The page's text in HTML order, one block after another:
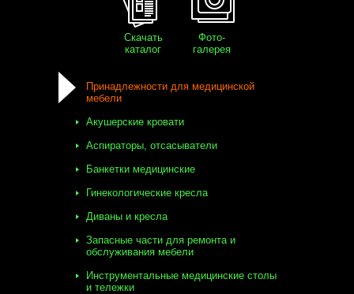
Скачать
каталог
Фото-
галерея
Принадлежности для медицинской
мебели
Акушерские кровати
Аспираторы, отсасыватели
Банкетки медицинские
Гинекологические кресла
Диваны и кресла
Запасные части для ремонта и
обслуживания мебели
Инструментальные медицинские столы
и тележки